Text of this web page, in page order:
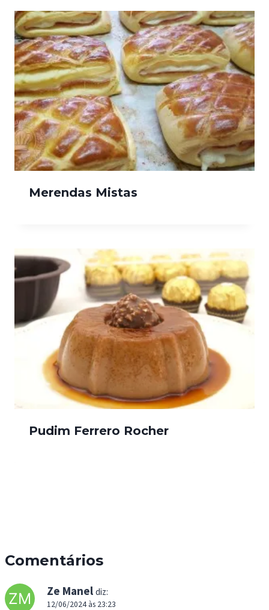
Merendas Mistas
Pudim Ferrero Rocher
Comentários
Ze Manel diz:
12/06/2024 às 23:23